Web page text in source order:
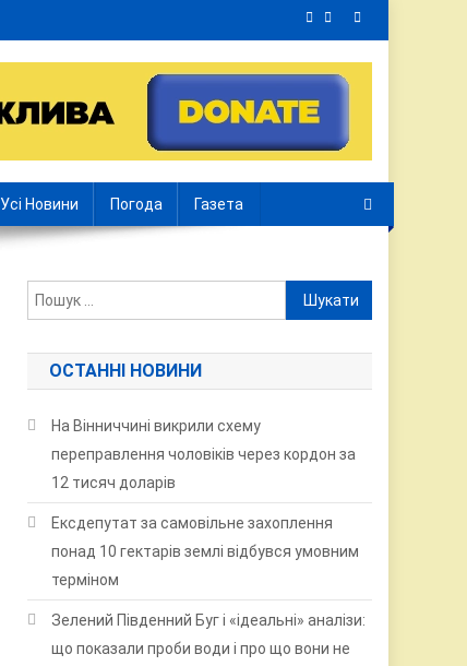
Усі Новини Погода Газета
Пошук:
ОСТАННІ НОВИНИ
На Вінниччині викрили схему
переправлення чоловіків через кордон за
12 тисяч доларів
Ексдепутат за самовільне захоплення
понад 10 гектарів землі відбувся умовним
терміном
Зелений Південний Буг і «ідеальні» аналізи:
що показали проби води і про що вони не